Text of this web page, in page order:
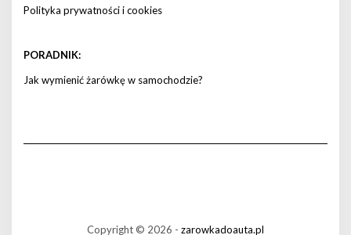
Polityka prywatności i cookies
PORADNIK:
Jak wymienić żarówkę w samochodzie?
Copyright © 2026 - zarowkadoauta.pl